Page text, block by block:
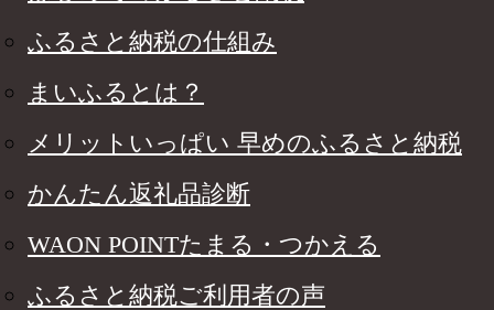
ふるさと納税の仕組み
まいふるとは？
メリットいっぱい 早めのふるさと納税
かんたん返礼品診断
WAON POINTたまる・つかえる
ふるさと納税ご利用者の声